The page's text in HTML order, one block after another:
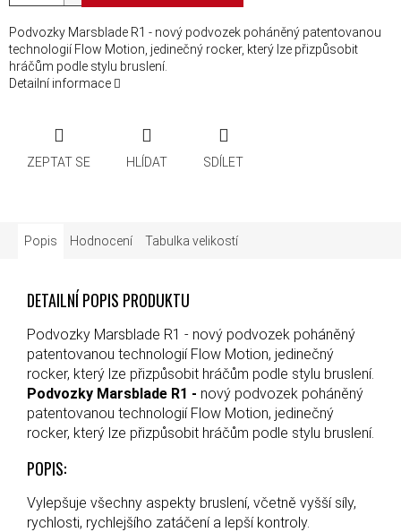
Podvozky Marsblade R1 - nový podvozek poháněný patentovanou
technologií Flow Motion, jedinečný rocker, který lze přizpůsobit
hráčům podle stylu bruslení.
Detailní informace
ZEPTAT SE HLÍDAT SDÍLET
Popis Hodnocení Tabulka velikostí
DETAILNÍ POPIS PRODUKTU
Podvozky Marsblade R1 - nový podvozek poháněný
patentovanou technologií Flow Motion, jedinečný
rocker, který lze přizpůsobit hráčům podle stylu bruslení.
Podvozky Marsblade R1 - nový podvozek poháněný
patentovanou technologií Flow Motion, jedinečný
rocker, který lze přizpůsobit hráčům podle stylu bruslení.
POPIS:
Vylepšuje všechny aspekty bruslení, včetně vyšší síly,
rychlosti, rychlejšího zatáčení a lepší kontroly.